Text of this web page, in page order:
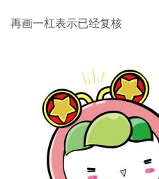
再画一杠表示已经复核